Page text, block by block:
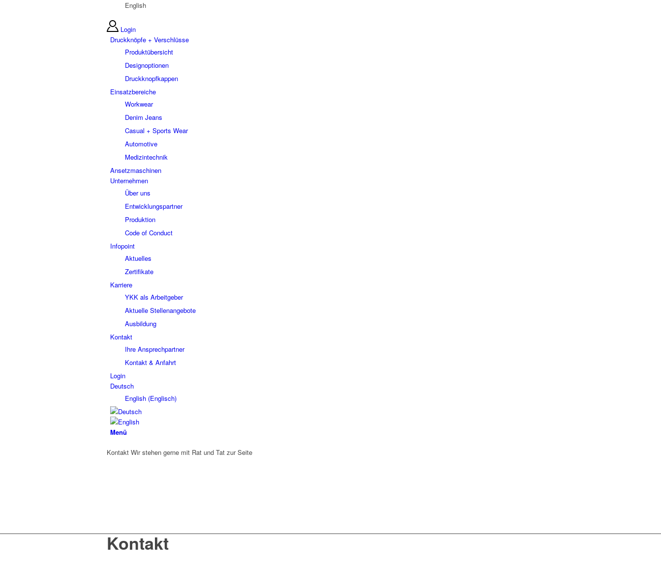
English
Login
Druckknöpfe + Verschlüsse
Produktübersicht
Designoptionen
Druckknopfkappen
Einsatzbereiche
Workwear
Denim Jeans
Casual + Sports Wear
Automotive
Medizintechnik
Ansetzmaschinen
Unternehmen
Über uns
Entwicklungspartner
Produktion
Code of Conduct
Infopoint
Aktuelles
Zertifikate
Karriere
YKK als Arbeitgeber
Aktuelle Stellenangebote
Ausbildung
Kontakt
Ihre Ansprechpartner
Kontakt & Anfahrt
Login
Deutsch
English (Englisch)
Menü
Kontakt Wir stehen gerne mit Rat und Tat zur Seite
Kontakt